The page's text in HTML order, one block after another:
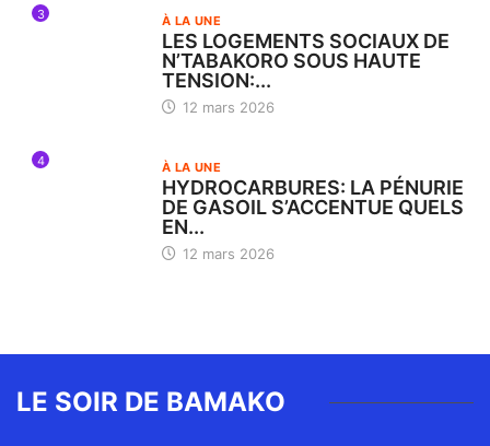
3 À LA UNE
LES LOGEMENTS SOCIAUX DE
N’TABAKORO SOUS HAUTE
TENSION:...
12 mars 2026
4 À LA UNE
HYDROCARBURES: LA PÉNURIE
DE GASOIL S’ACCENTUE QUELS
EN...
12 mars 2026
LE SOIR DE BAMAKO